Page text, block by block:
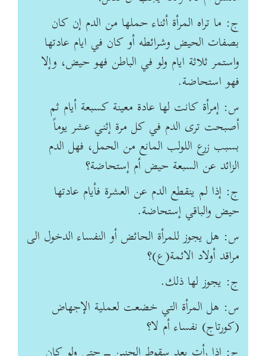
ج: ما تراه المرأة أثناء حملها من الدم إن كان
بصفات الحيض وشرائطه أو كان في ايام عادتها
واستمر ثلاثة ايام ولو في الباطن فهو حيض، وإلا
فهو استحاضة.
س: إمرأة كانت لها عادة معينة كسبعة أيام ثم
أصبحت ترى الدم في كل مرة إثني عشر يوماً
بسبب زرع اللولب المانع من الحمل، فهل الدم
الزائد عن السبعة حيض أم إستحاضة؟
ج: إذا لم ينقطع الدم عن العشرة فأيام عادتها
حيض والباقي إستحاضة.
س: هل يجوز للمرأة الحائض أو النفساء الدخول الى
مراقد أولاد الائمة(ع)؟
ج: يجوز لها ذلك.
س: هل المرأة التي خضعت لعملية الإجهاض
(كورتاج) نفساء أم لا؟